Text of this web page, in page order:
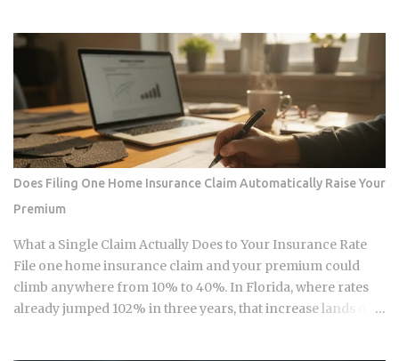
expat or digital analyst, success is found by understanding
that e-wallets like MoMo and ZaloPay are not mere
replacements for physical currency but are specialized
software layers designed for specific urban behaviors. This
guide provides the institutional-grade insight required to
navigate the current Vietnamese fintech landscape without
the typical amateur hurdles. The Parallel Realities Of Digital
And Physical Currency The Vietnamese economy operates
as a hybrid system where digital super-apps and physical
cash serve distinct masters. While major urban centers
appear fully digitized through the ubiquitous VietQR
network, ...
Does Filing One Home Insurance Claim Automatically Raise Your
Premium
What a Single Claim Actually Does to Your Insurance Rate
File one home insurance claim and your premium could
climb anywhere from 10% to 40%. In Florida, where rates
already jumped 102% in three years, that increase lands on